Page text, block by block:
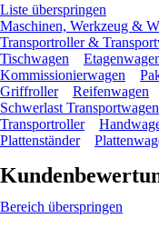
Liste überspringen
Maschinen, Werkzeug &
Transportroller &
Tischwagen
Kommissionierwagen
Griffroller
Reifenwagen
Schwerlast Transportwagen
Transportroller
Plattenständer
Bereich überspringen